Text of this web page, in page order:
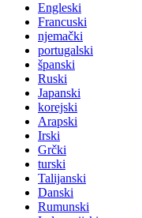
Engleski
Francuski
njemački
portugalski
španski
Ruski
Japanski
korejski
Arapski
Irski
Grčki
turski
Talijanski
Danski
Rumunski